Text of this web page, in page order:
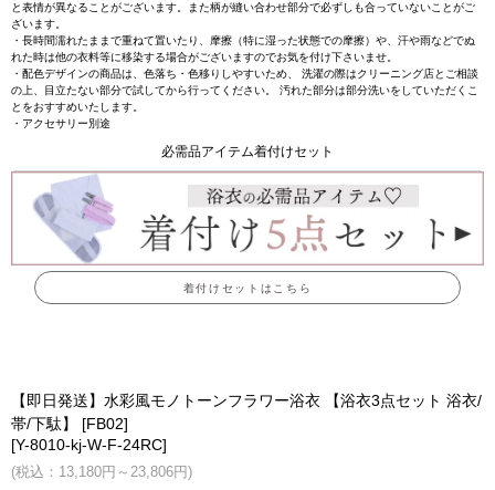
と表情が異なることがございます。また柄が縫い合わせ部分で必ずしも合っていないことがご
ざいます。
・長時間濡れたままで重ねて置いたり、摩擦（特に湿った状態での摩擦）や、汗や雨などでぬ
れた時は他の衣料等に移染する場合がございますのでお気を付け下さいませ。
・配色デザインの商品は、色落ち・色移りしやすいため、 洗濯の際はクリーニング店とご相談
の上、目立たない部分で試してから行ってください。 汚れた部分は部分洗いをしていただくこ
とをおすすめいたします。
・アクセサリー別途
必需品アイテム着付けセット
着付けセットはこちら